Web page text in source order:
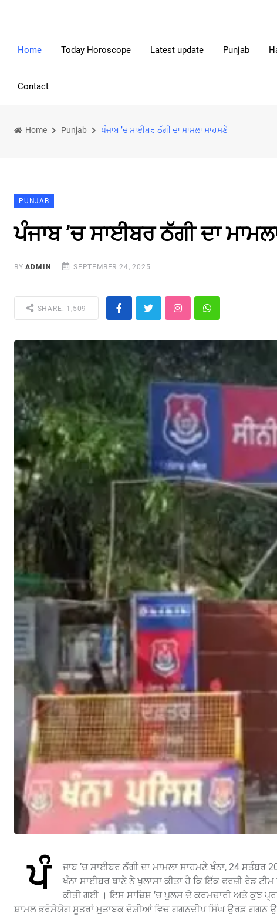
Home Today Horoscope Latest update Punjab
Contact
Home Punjab ਪੰਜਾਬ ’ਚ ਸਾਈਬਰ ਠੱਗੀ ਦਾ ਮਾਮਲਾ ਸਾਹਮਣੇ
PUNJAB
ਪੰਜਾਬ ’ਚ ਸਾਈਬਰ ਠੱਗੀ ਦਾ
BYADMIN SEPTEMBER 24, 2025
SHARE: 1,509
ਪੰ
ਜਾਬ ’ਚ ਸਾਈਬਰ ਠੱਗੀ ਦਾ ਮਾਮਲਾ ਸਾਹਮਣੇ ਖੰਨਾ, 24 ਸਤੰਬਰ
ਖੰਨਾ ਸਾਈਬਰ ਥਾਣੇ ਨੇ ਖੁਲਾਸਾ ਕੀਤਾ ਹੈ ਕਿ ਇੱਕ ਫਰਜ਼ੀ ਰੇਡ
ਕੀਤੀ ਗਈ । ਇਸ ਸਾਜ਼ਿਸ਼ ’ਚ ਪੁਲਸ ਦੇ ਕਰਮਚਾਰੀ ਅਤੇ ਕੁਝ
ਸ਼ਾਮਲ ਭਰੋਸੇਯੋਗ ਸੂਤਰਾਂ ਮੁਤਾਬਕ ਦੋਸ਼ੀਆਂ ਵਿਚ ਗਗਨਦੀਪ ਸਿੰਘ ਉਰਫ਼